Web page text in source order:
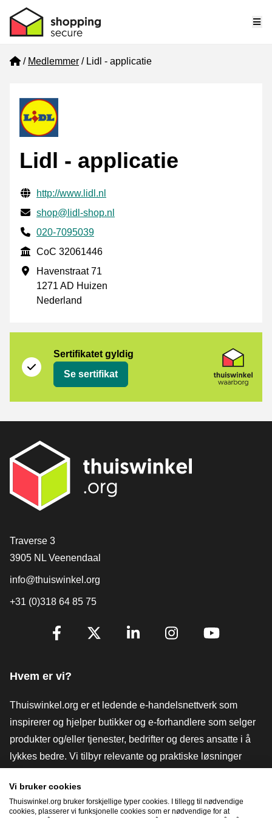
Home
Medlemmer Lidl - applicatie
Lidl - applicatie
Verifisert kontaktinformasjon
Website URL
http://www.lidl.nl
E-post
shop@lidl-shop.nl
Phone number
020-7095039
CoC
CoC 32061446
Forretningsadresse
Havenstraat 71
1271 AD Huizen
Nederland
Sertifikatet gyldig
Se sertifikat
[_General:Contact]
Traverse 3
3905 NL Veenendaal
info@thuiswinkel.org
+31 (0)318 64 85 75
[_General:SocialMediaTitle]
Hvem er vi?
Thuiswinkel.org er et ledende e-handelsnettverk som
inspirerer og hjelper butikker og e-forhandlere som selger
produkter og/eller tjenester, bedrifter og deres ansatte i å
lykkes bedre. Vi tilbyr relevante og praktiske løsninger
verktøy og råd, advokatvirksomhet, markedsundersøkelser,
og har vår egen utdanningsplattform, Thuiswinkel e-
Vi bruker cookies
Thuiswinkel.org bruker forskjellige typer cookies. I tillegg til nødvendige
cookies, plasserer vi funksjonelle cookies som er nødvendige for at